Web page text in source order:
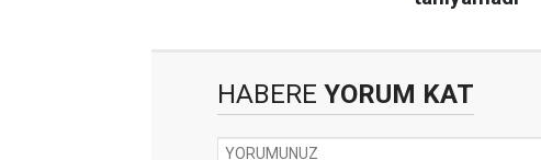
HABERE YORUM KAT